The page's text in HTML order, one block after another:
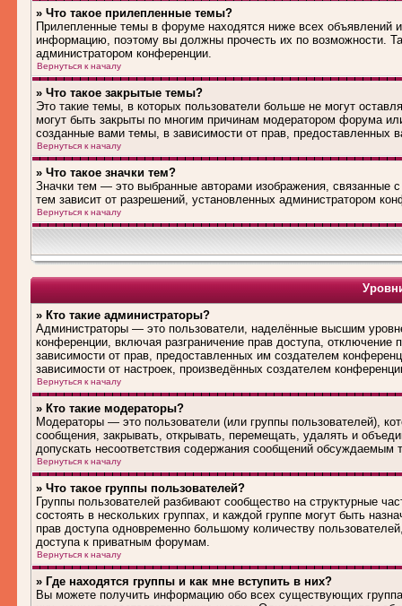
» Что такое прилепленные темы?
Прилепленные темы в форуме находятся ниже всех объявлений
информацию, поэтому вы должны прочесть их по возможности.
администратором конференции.
Вернуться к началу
» Что такое закрытые темы?
Это такие темы, в которых пользователи больше не могут
могут быть закрыты по многим причинам модератором форума
созданные вами темы, в зависимости от прав, предоставленных
Вернуться к началу
» Что такое значки тем?
Значки тем — это выбранные авторами изображения, связанные
тем зависит от разрешений, установленных администратором
Вернуться к началу
» Кто такие администраторы?
Администраторы — это пользователи, наделённые высшим
конференции, включая разграничение прав доступа, отключение
зависимости от прав, предоставленных им создателем
зависимости от настроек, произведённых создателем
Вернуться к началу
» Кто такие модераторы?
Модераторы — это пользователи (или группы пользователей),
сообщения, закрывать, открывать, перемещать, удалять и
допускать несоответствия содержания сообщений
Вернуться к началу
» Что такое группы пользователей?
Группы пользователей разбивают сообщество на структурные
состоять в нескольких группах, и каждой группе могут быть
прав доступа одновременно большому количеству
доступа к приватным форумам.
Вернуться к началу
» Где находятся группы и как мне вступить в них?
Вы можете получить информацию обо всех существующих